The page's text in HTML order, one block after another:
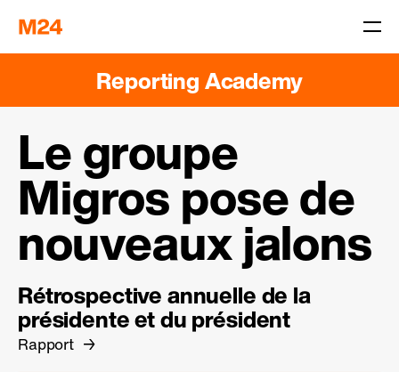
Reporting Academy
Le groupe
Migros pose de
nouveaux jalons
Rétrospective annuelle de la
présidente et du président
Rapport